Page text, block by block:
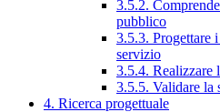
3.5.2.
pubblico
3.5.3. Progettare
servizio
3.5.4. Realizzare
3.5.5. Validare la
4. Ricerca progettuale